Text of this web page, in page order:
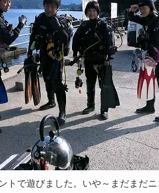
トで遊びました。いや～まだまだ